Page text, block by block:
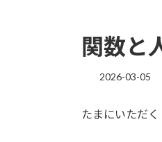
関数と
2026-03-05
たまにいただ